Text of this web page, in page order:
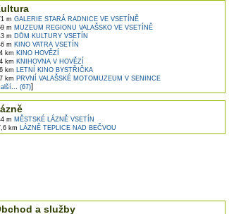
m GALERIE STARÁ RADNICE VE VSETÍNĚ
m MUZEUM REGIONU VALAŠSKO VE VSETÍNĚ
m DŮM KULTURY VSETÍN
m KINO VATRA VSETÍN
km KINO HOVĚZÍ
km KNIHOVNA V HOVĚZÍ
km LETNÍ KINO BYSTŘIČKA
km PRVNÍ VALAŠSKÉ MOTOMUZEUM V SENINCE
(67)]
m MĚSTSKÉ LÁZNĚ VSETÍN
km LÁZNĚ TEPLICE NAD BEČVOU
a služby